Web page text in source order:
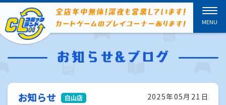
2025年05月21日
お知らせ